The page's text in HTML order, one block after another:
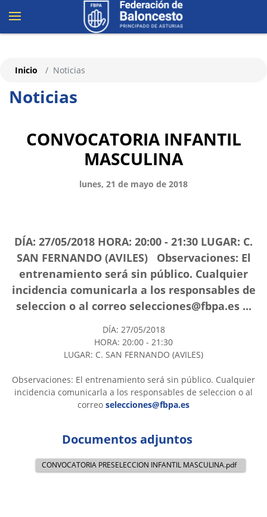
Noticias
Inicio Noticias
CONVOCATORIA INFANTIL
MASCULINA
lunes, 21 de mayo de 2018
DÍA: 27/05/2018 HORA: 20:00 - 21:30 LUGAR: C.
SAN FERNANDO (AVILES) Observaciones: El
entrenamiento será sin público. Cualquier
incidencia comunicarla a los responsables de
seleccion o al correo selecciones@fbpa.es ...
DÍA: 27/05/2018
HORA: 20:00 - 21:30
LUGAR: C. SAN FERNANDO (AVILES)
Observaciones: El entrenamiento será sin público. Cualquier
incidencia comunicarla a los responsables de seleccion o al
correo selecciones@fbpa.es
Documentos adjuntos
CONVOCATORIA PRESELECCION INFANTIL MASCULINA.pdf